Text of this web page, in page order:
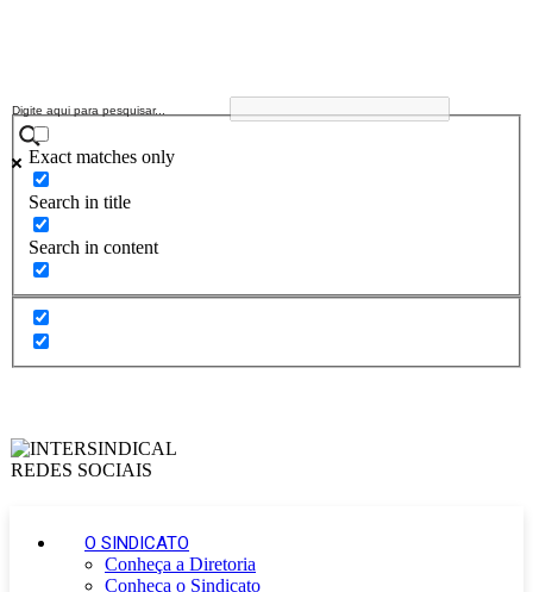
Exact matches only
Search in title
Search in content
O SINDICATO
Conheça a Diretoria
Conheça o Sindicato